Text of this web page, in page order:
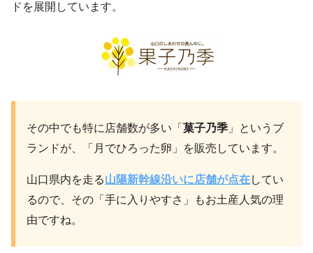
ドを展開しています。
その中でも特に店舗数が多い「 菓子乃季 」というブ
ランドが、「月でひろった卵」を販売しています。
山口県内を走る山陽新幹線沿いに店舗が点在してい
るので、その「手に入りやすさ」もお土産人気の理
由ですね。